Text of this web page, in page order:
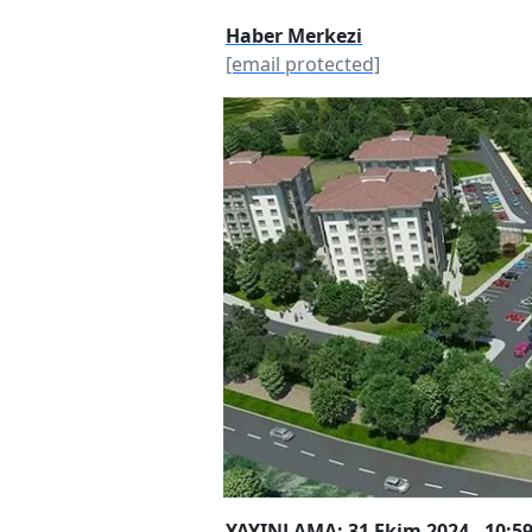
Haber Merkezi
[email protected]